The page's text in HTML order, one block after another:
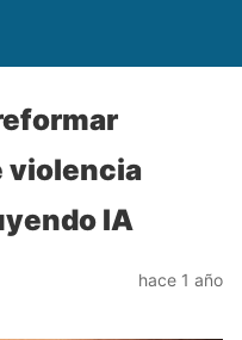
violencia
IA
hace 1 año